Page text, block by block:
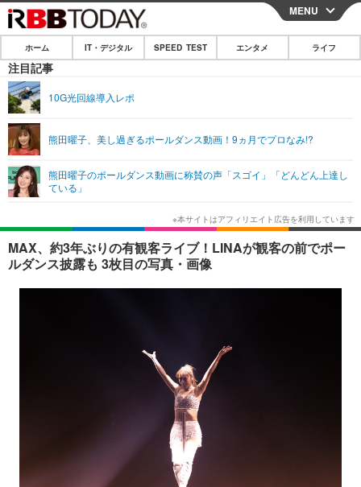
CLOSE
ホーム
IT・デジタル
ショッピング その他
SPEED TEST
エンタメ
エンタメTOP
韓国・芸能
音楽 スポーツ
ライフ
ライフTOP グルメ
ペット ショッピング
その他
リリース一覧
プッシュ通知の停止方法
MENU
ホーム IT・デジタル SPEED TEST エンタメ ライフ
注目記事
10G光回線導入レポ
熊田曜子、美し過ぎるポールダンス動画！9ヵ月でプロなみ!?
熊田曜子のポールダンス動画に称賛の声「スゴイ」「どんどん上達し
ている」
MAX、約3年ぶりの有観客ライブ！LINAが観客の前でポー
ルダンス披露も 3枚目の写真・画像